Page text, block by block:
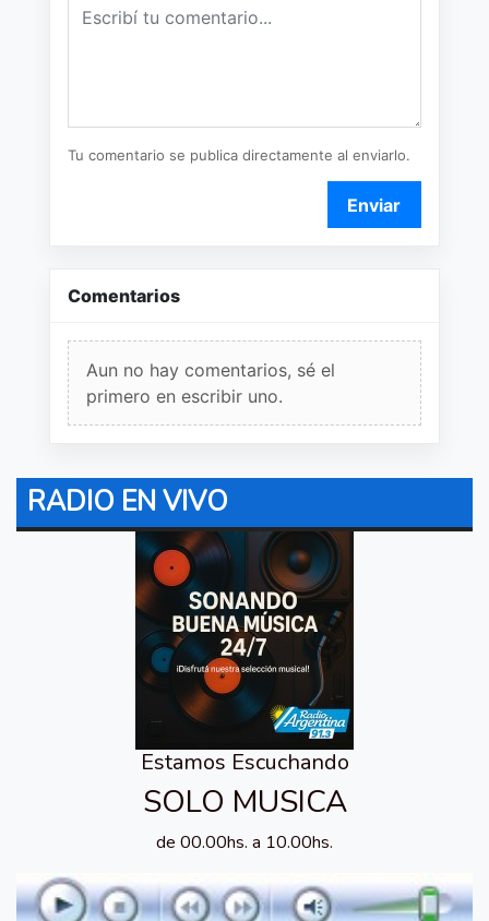
Tu comentario se publica directamente al enviarlo.
Enviar
Comentarios
Aun no hay comentarios, sé el
primero en escribir uno.
RADIO EN VIVO
Estamos Escuchando
SOLO MUSICA
de 00.00hs. a 10.00hs.